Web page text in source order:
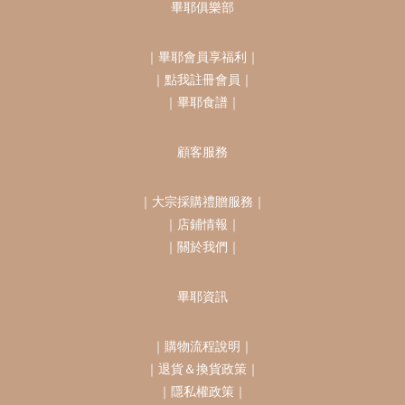
畢耶俱樂部
｜ 畢耶會員享福利 ｜
｜ 點我註冊會員 ｜
｜ 畢耶食譜 ｜
顧客服務
｜ 大宗採購禮贈服務 ｜
｜ 店鋪情報 ｜
｜ 關於我們 ｜
畢耶資訊
｜ 購物流程說明 ｜
｜ 退貨＆換貨政策 ｜
｜ 隱私權政策 ｜